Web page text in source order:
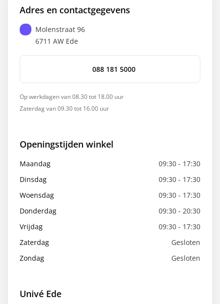
Adres en contactgegevens
Molenstraat 96
6711 AW Ede
088 181 5000
Op werkdagen van 08.30 tot 18.00 uur
Zaterdag van 09.30 tot 16.00 uur
Openingstijden winkel
Maandag
09:30 - 17:30
Dinsdag
09:30 - 17:30
Woensdag
09:30 - 17:30
Donderdag
09:30 - 20:30
Vrijdag
09:30 - 17:30
Zaterdag
Gesloten
Zondag
Gesloten
Univé Ede